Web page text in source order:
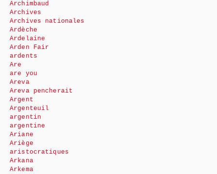
Archimbaud
Archives
Archives nationales
Ardèche
Ardelaine
Arden Fair
ardents
Are
are you
Areva
Areva pencherait
Argent
Argenteuil
argentin
argentine
Ariane
Ariège
aristocratiques
Arkana
Arkema